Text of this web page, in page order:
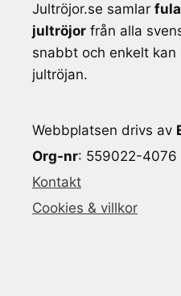
Jultröjor.se samlar
jultröjor från alla
snabbt och enkelt
jultröjan.
Webbplatsen drivs av
Org-nr: 559022-4076
Kontakt
Cookies & villkor